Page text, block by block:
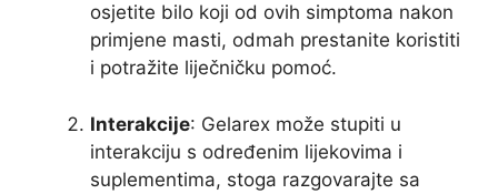
osjetite bilo koji od ovih simptoma nakon
primjene masti, odmah prestanite koristiti
i potražite liječničku pomoć.
Interakcije: Gelarex može stupiti u
interakciju s određenim lijekovima i
suplementima, stoga razgovarajte sa